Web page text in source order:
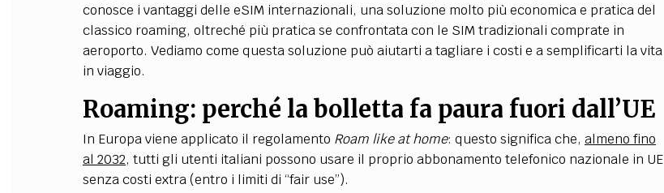
conosce i vantaggi delle eSIM internazionali, una soluzione molto più economica e pratica del
classico roaming, oltreché più pratica se confrontata con le SIM tradizionali comprate in
aeroporto. Vediamo come questa soluzione può aiutarti a tagliare i costi e a semplificarti la vita
in viaggio.
Roaming: perché la bolletta fa paura fuori dall’UE
In Europa viene applicato il regolamento Roam like at home: questo significa che, almeno fino
al 2032, tutti gli utenti italiani possono usare il proprio abbonamento telefonico nazionale in UE
senza costi extra (entro i limiti di “fair use”).